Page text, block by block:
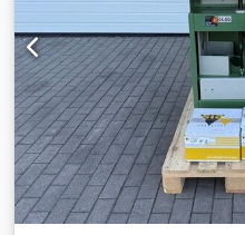
- 3,5kw /4,5 HP -
- regulowany trzewik do
i " plecy" 15x75 cm z
szlifowania pod kątem -
profilowego - króciec
gabarytowe 144 x 71 x 130
Chedszinpcopfx Ad Nsa -